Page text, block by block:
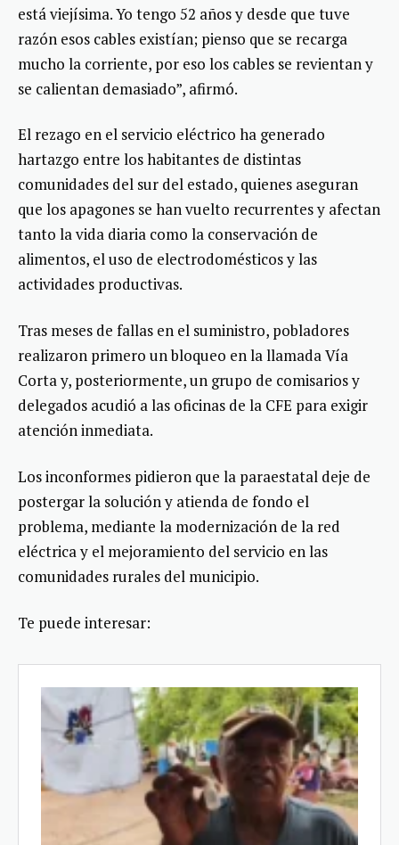
está viejísima. Yo tengo 52 años y desde que tuve
razón esos cables existían; pienso que se recarga
mucho la corriente, por eso los cables se revientan y
se calientan demasiado”, afirmó.
El rezago en el servicio eléctrico ha generado
hartazgo entre los habitantes de distintas
comunidades del sur del estado, quienes aseguran
que los apagones se han vuelto recurrentes y afectan
tanto la vida diaria como la conservación de
alimentos, el uso de electrodomésticos y las
actividades productivas.
Tras meses de fallas en el suministro, pobladores
realizaron primero un bloqueo en la llamada Vía
Corta y, posteriormente, un grupo de comisarios y
delegados acudió a las oficinas de la CFE para exigir
atención inmediata.
Los inconformes pidieron que la paraestatal deje de
postergar la solución y atienda de fondo el
problema, mediante la modernización de la red
eléctrica y el mejoramiento del servicio en las
comunidades rurales del municipio.
Te puede interesar: